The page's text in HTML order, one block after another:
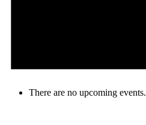
There are no upcoming events.